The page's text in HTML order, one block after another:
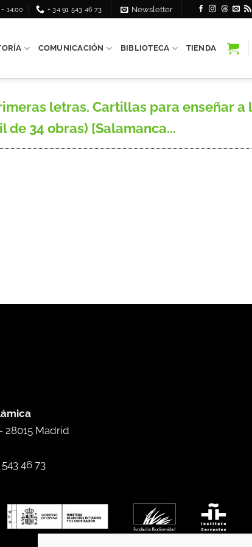
14:00 + 34 91 543 46 73 Newsletter
COMUNICACIÓN BIBLIOTECA TIENDA
letras. Cartillas para enseñar a
de 34 obras) [Salamanca...
28015 Madrid
543 46 73